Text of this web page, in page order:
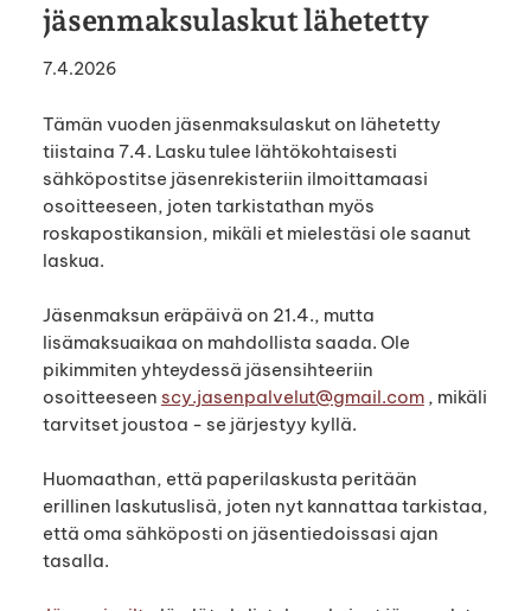
jäsenmaksulaskut lähetetty
7.4.2026
Tämän vuoden jäsenmaksulaskut on lähetetty
tiistaina 7.4. Lasku tulee lähtökohtaisesti
sähköpostitse jäsenrekisteriin ilmoittamaasi
osoitteeseen, joten tarkistathan myös
roskapostikansion, mikäli et mielestäsi ole saanut
laskua.
Jäsenmaksun eräpäivä on 21.4., mutta
lisämaksuaikaa on mahdollista saada. Ole
pikimmiten yhteydessä jäsensihteeriin
osoitteeseen scy.jasenpalvelut@gmail.com, mikäli
tarvitset joustoa - se järjestyy kyllä.
Huomaathan, että paperilaskusta peritään
erillinen laskutuslisä, joten nyt kannattaa tarkistaa,
että oma sähköposti on jäsentiedoissasi ajan
tasalla.